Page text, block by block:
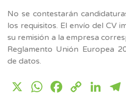
No se contestarán
los requisitos. El envío del CV
su remisión a la empresa
Reglamento Unión Europea
de datos.
X WhatsApp
Copy